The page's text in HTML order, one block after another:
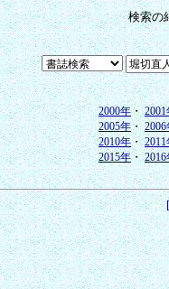
検索の
2000年・2001
2005年・2006
2010年・2011
2015年・2016